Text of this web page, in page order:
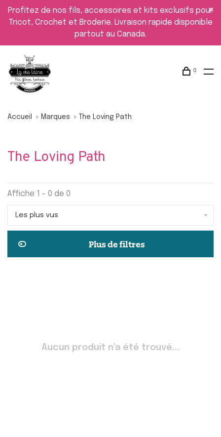
Profitez de nos fils, accessoires et kits exclusifs pour
Tricot, Crochet et Broderie. Livraison rapide disponible
partout au Canada.
0
Accueil Marques The Loving Path
The Loving Path
Affiche 1 - 0 de 0
Les plus vus
Plus de filtres
Aucun produit n'a été trouvé...